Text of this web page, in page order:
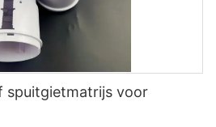
spuitgietmatrijs voor